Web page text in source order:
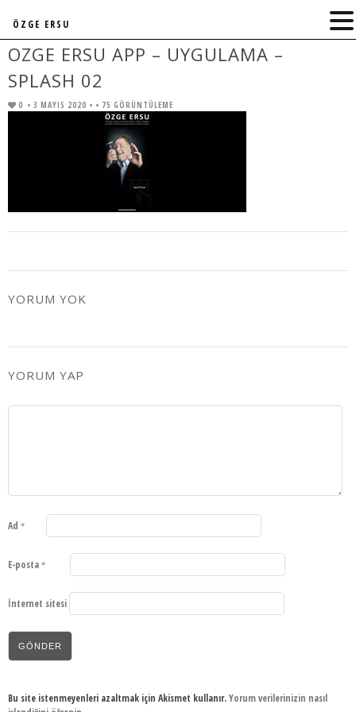
OZGE ERSU APP – UYGULAMA –
SPLASH 02
0 • 3 MAYIS 2020 • • 75 GÖRÜNTÜLEME
YORUM YOK
YORUM YAP
Ad *
E-posta *
İnternet sitesi
Bu site istenmeyenleri azaltmak için Akismet kullanır.Yorum verilerinizin nasıl
ÖZGE ERSU